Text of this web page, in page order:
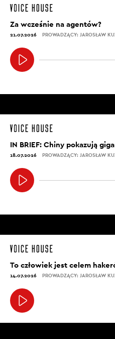
Za wcześnie na agentów?
21.07.2026 PROWADZĄCY: JAROSŁAW
IN BRIEF: Chiny pokazują
18.07.2026 PROWADZĄCY: JAROSŁAW
To człowiek jest celem
14.07.2026 PROWADZĄCY: JAROSŁAW